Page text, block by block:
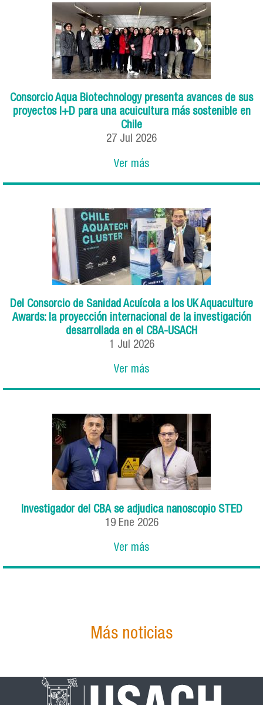
Consorcio Aqua Biotechnology presenta avances de sus
proyectos I+D para una acuicultura más sostenible en
Chile
27 Jul 2026
Ver más
Del Consorcio de Sanidad Acuícola a los UK Aquaculture
Awards: la proyección internacional de la investigación
desarrollada en el CBA-USACH
1 Jul 2026
Ver más
Investigador del CBA se adjudica nanoscopio STED
19 Ene 2026
Ver más
Más noticias